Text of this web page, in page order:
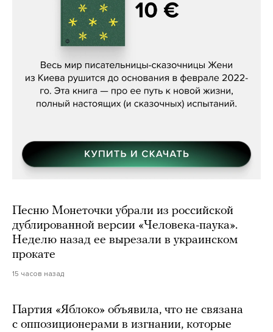
Женя Бережная, «(Не) о войне»
Песню Монеточки убрали из российской
дублированной версии «Человека-паука».
Неделю назад ее вырезали в украинском
прокате
15 часов назад
Партия «Яблоко» объявила, что не связана
с оппозиционерами в изгнании, которые